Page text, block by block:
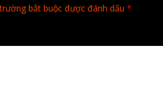
bắt buộc được đánh dấu *